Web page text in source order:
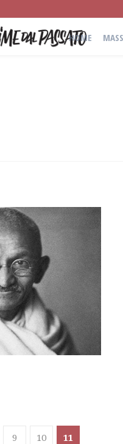
HOME
9 10 11